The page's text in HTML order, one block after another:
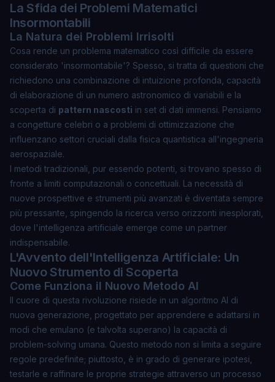
La Sfida dei Problemi Matematici
Insormontabili
La Natura dei Problemi Irrisolti
Cosa rende un problema matematico così difficile da essere
considerato 'insormontabile'? Spesso, si tratta di questioni che
richiedono una combinazione di intuizione profonda, capacità
di elaborazione di un numero astronomico di variabili e la
scoperta di pattern nascosti in set di dati immensi. Pensiamo
a congetture celebri o a problemi di ottimizzazione che
influenzano settori cruciali dalla fisica quantistica all'ingegneria
aerospaziale.
I metodi tradizionali, pur essendo potenti, si trovano spesso di
fronte a limiti computazionali o concettuali. La necessità di
nuove prospettive e strumenti più avanzati è diventata sempre
più pressante, spingendo la ricerca verso orizzonti inesplorati,
dove l'intelligenza artificiale emerge come un partner
indispensabile.
L'Avvento dell'Intelligenza Artificiale: Un
Nuovo Strumento di Scoperta
Come Funziona il Nuovo Metodo AI
Il cuore di questa rivoluzione risiede in un algoritmo AI di
nuova generazione, progettato per apprendere e adattarsi in
modi che emulano (e talvolta superano) la capacità di
problem-solving umana. Questo metodo non si limita a seguire
regole predefinite; piuttosto, è in grado di generare ipotesi,
testarle e raffinare le proprie strategie attraverso un processo